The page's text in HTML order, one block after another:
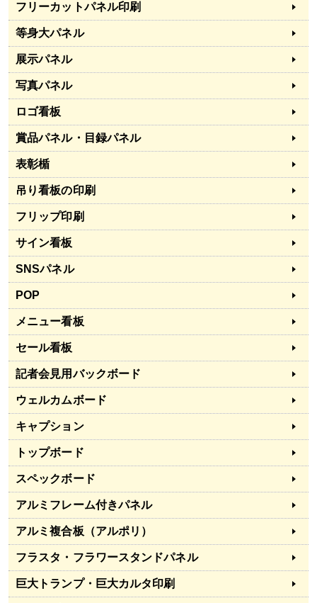
フリーカットパネル印刷
等身大パネル
展示パネル
写真パネル
ロゴ看板
賞品パネル・目録パネル
表彰楯
吊り看板の印刷
フリップ印刷
サイン看板
SNSパネル
POP
メニュー看板
セール看板
記者会見用バックボード
ウェルカムボード
キャプション
トップボード
スペックボード
アルミフレーム付きパネル
アルミ複合板（アルポリ）
フラスタ・フラワースタンドパネル
巨大トランプ・巨大カルタ印刷